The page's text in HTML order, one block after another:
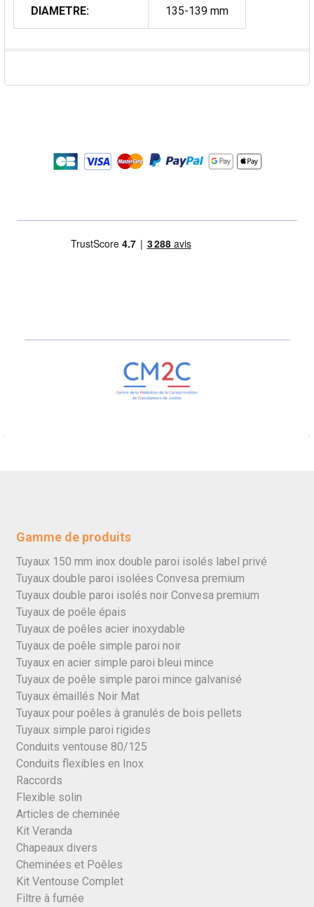
DIAMETRE: 135-139 mm
Gamme de produits
Tuyaux 150 mm inox double paroi isolés label privé
Tuyaux double paroi isolées Convesa premium
Tuyaux double paroi isolés noir Convesa premium
Tuyaux de poêle épais
Tuyaux de poêles acier inoxydable
Tuyaux de poêle simple paroi noir
Tuyaux en acier simple paroi bleui mince
Tuyaux de poêle simple paroi mince galvanisé
Tuyaux émaillés Noir Mat
Tuyaux pour poêles à granulés de bois pellets
Tuyaux simple paroi rigides
Conduits ventouse 80/125
Conduits flexibles en Inox
Raccords
Flexible solin
Articles de cheminée
Kit Veranda
Chapeaux divers
Cheminées et Poêles
Kit Ventouse Complet
Filtre à fumée